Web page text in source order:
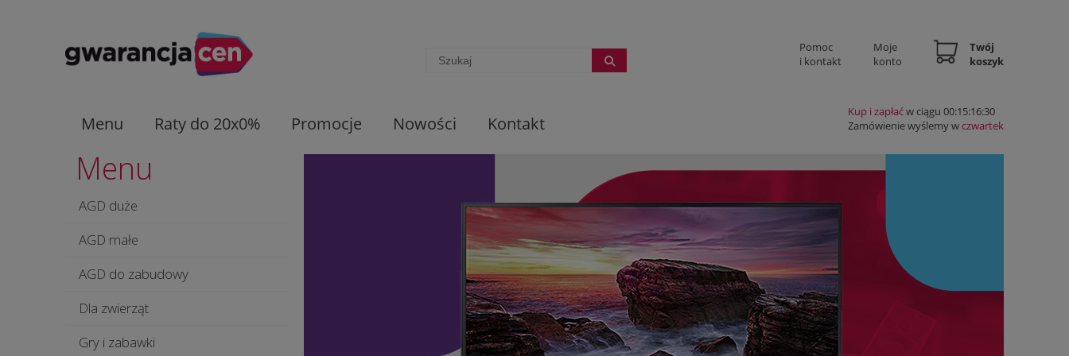
Pomoc
i kontakt
Moje
konto
Twój
koszyk
Menu Raty do 20x0% Promocje Nowości Kontakt
Kup i zapłaćw ciągu 00:15:16:29
Zamówienie wyślemy wczwartek
Menu
AGD duże
AGD małe
AGD do zabudowy
Dla zwierząt
Gry i zabawki